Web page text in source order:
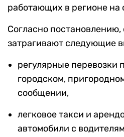
работающих в регионе на
Согласно постановлению,
затрагивают следующие
регулярные перевозки
городском,
сообщении,
легковое такси и
автомобили с